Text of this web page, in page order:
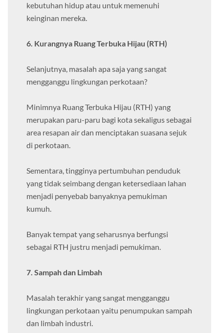
kebutuhan hidup atau untuk memenuhi
keinginan mereka.
6. Kurangnya Ruang Terbuka Hijau (RTH)
Selanjutnya, masalah apa saja yang sangat
mengganggu lingkungan perkotaan?
Minimnya Ruang Terbuka Hijau (RTH) yang
merupakan paru-paru bagi kota sekaligus sebagai
area resapan air dan menciptakan suasana sejuk
di perkotaan.
Sementara, tingginya pertumbuhan penduduk
yang tidak seimbang dengan ketersediaan lahan
menjadi penyebab banyaknya pemukiman
kumuh.
Banyak tempat yang seharusnya berfungsi
sebagai RTH justru menjadi pemukiman.
7. Sampah dan Limbah
Masalah terakhir yang sangat mengganggu
lingkungan perkotaan yaitu penumpukan sampah
dan limbah industri.